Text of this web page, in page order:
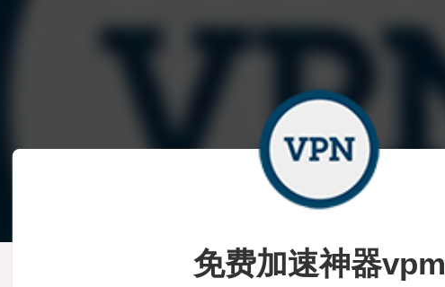
免费加速神器vpm